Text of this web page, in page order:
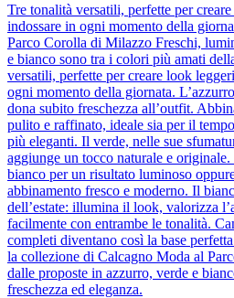
Tre tonalità versatili, perfette per
indossare in ogni momento della
Parco Corolla di Milazzo Freschi,
e bianco sono tra i colori più amati
versatili, perfette per creare look
ogni momento della giornata.
dona subito freschezza all’outfit.
pulito e raffinato, ideale sia per il
più eleganti. Il verde, nelle sue
aggiunge un tocco naturale e originale.
bianco per un risultato luminoso
abbinamento fresco e moderno. Il
dell’estate: illumina il look, valorizza
facilmente con entrambe le tonalità.
completi diventano così la base
la collezione di Calcagno Moda al
dalle proposte in azzurro, verde e
freschezza ed eleganza.